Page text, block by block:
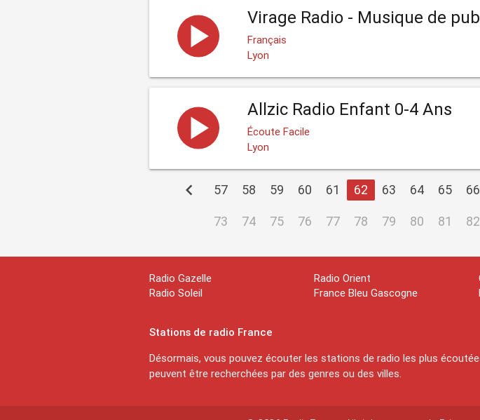
Virage Radio - Musique de pub
Français
Lyon
Allzic Radio Enfant 0-4 Ans
Écoute Facile
Lyon
chevron_left 57 58 59 60 61 62 63 64 65 66
73 74 75 76 77 78 79 80 81 82
Radio Gazelle
Radio Soleil
Radio Orient
France Bleu Gascogne
Stations de radio France
Désormais, vous pouvez écouter les stations de radio les plus
peuvent être recherchées par des genres ou des villes.